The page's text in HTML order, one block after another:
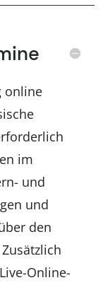
online
im
und
und
den
Online-